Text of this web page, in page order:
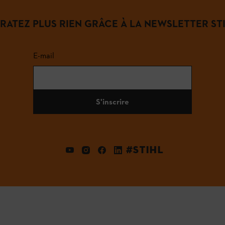
PLUS RIEN GRÂCE À LA NEWSLETTER
E-mail
S'inscrire
#STIHL